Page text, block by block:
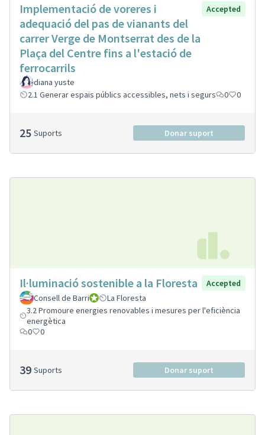
Implementació de voreres i
adequació del pas de vianants del
carrer Verge de Montserrat des de la
Plaça del Centre fins a l'estació de
ferrocarrils
Accepted
diana yuste
2.1 Generar espais públics accessibles, nets i segurs
0 0
25 Suports Donar suport
Il·luminació sostenible a la Floresta
Accepted
Consell de BarriConsell de Barri
La Floresta
3.2 Promoure energies renovables i mesures per l'eficiència
energètica
0
0
39 Suports Donar suport